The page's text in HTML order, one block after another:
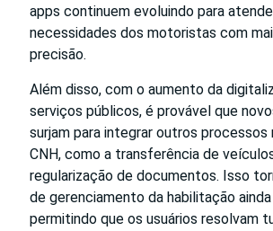
apps continuem evoluindo para
necessidades dos motoristas com
precisão.
Além disso, com o aumento da
serviços públicos, é provável que
surjam para integrar outros processos
CNH, como a transferência de
regularização de documentos. Isso
de gerenciamento da habilitação
permitindo que os usuários resolvam